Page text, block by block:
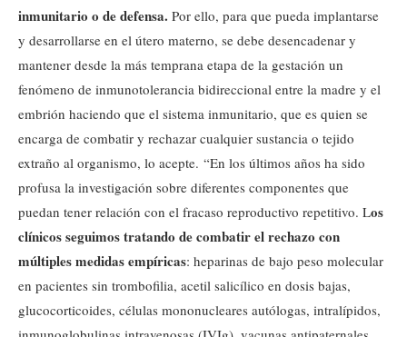
inmunitario o de defensa. Por ello, para que pueda implantarse
y desarrollarse en el útero materno, se debe desencadenar y
mantener desde la más temprana etapa de la gestación un
fenómeno de inmunotolerancia bidireccional entre la madre y el
embrión haciendo que el sistema inmunitario, que es quien se
encarga de combatir y rechazar cualquier sustancia o tejido
extraño al organismo, lo acepte. “En los últimos años ha sido
profusa la investigación sobre diferentes componentes que
puedan tener relación con el fracaso reproductivo repetitivo. Los
clínicos seguimos tratando de combatir el rechazo con
múltiples medidas empíricas: heparinas de bajo peso molecular
en pacientes sin trombofilia, acetil salicílico en dosis bajas,
glucocorticoides, células mononucleares autólogas, intralípidos,